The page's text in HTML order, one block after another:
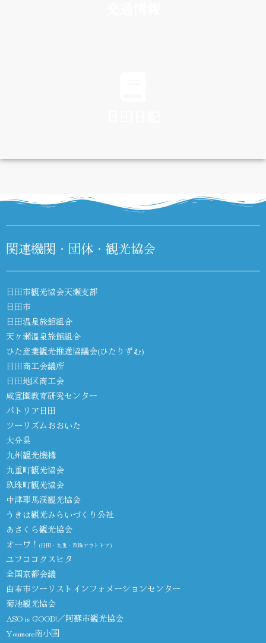
DIARY
関連機関・団体・観光協会
日田市観光協会天瀬支部
日田市
日田温泉旅館組合
天ヶ瀬温泉旅館組合
ひた産業観光推進協議会(ひたりずむ)
日田商工会議所
日田地区商工会
咸宜園教育研究センター
パトリア日田
ツーリズムおおいた
大分県
九州観光機構
九重町観光協会
玖珠町観光協会
中津耶馬渓観光協会
うきは観光みらいづくり公社
あさくら観光協会
オーワ！ (日田・九重・玖珠アウトドア)
ユフココクスヒタ
全国京都会議
由布市ツーリストインフォメーションセンター
菊池観光協会
ASO is GOOD!／阿蘇市観光協会
Youmore南小国